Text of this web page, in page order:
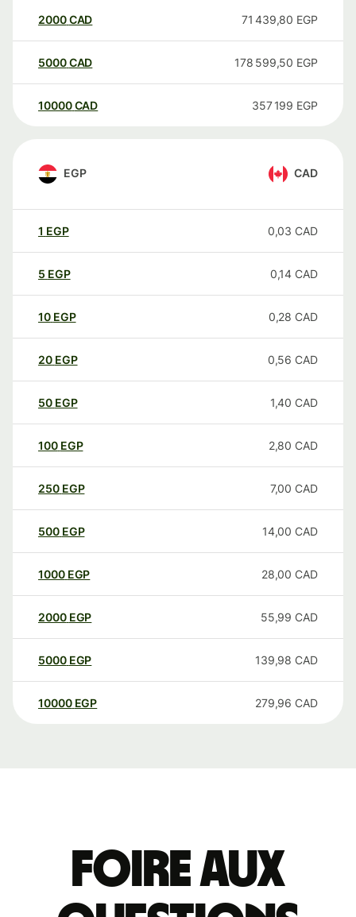
2000CAD 71 439,80 EGP
5000CAD 178 599,50 EGP
10000 CAD 357 199 EGP
EGP CAD
1 EGP 0,03 CAD
5 EGP 0,14 CAD
10 EGP 0,28 CAD
20 EGP 0,56 CAD
50 EGP 1,40 CAD
100 EGP 2,80 CAD
250 EGP 7,00 CAD
500 EGP 14,00 CAD
1000 EGP 28,00 CAD
2000 EGP 55,99 CAD
5000 EGP 139,98 CAD
10000 EGP 279,96 CAD
Foire aux